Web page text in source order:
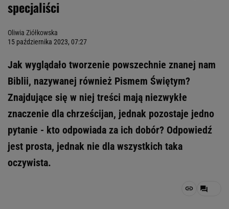
specjaliści
Oliwia Ziółkowska
15 października 2023, 07:27
Jak wyglądało tworzenie powszechnie znanej nam
Biblii, nazywanej również Pismem Świętym?
Znajdujące się w niej treści mają niezwykłe
znaczenie dla chrześcijan, jednak pozostaje jedno
pytanie - kto odpowiada za ich dobór? Odpowiedź
jest prosta, jednak nie dla wszystkich taka
oczywista.